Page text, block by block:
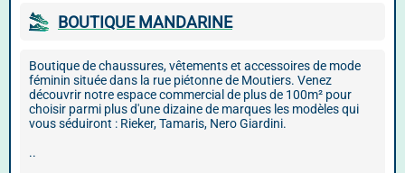
BOUTIQUE MANDARINE
Boutique de chaussures, vêtements et accessoires de mode
féminin située dans la rue piétonne de Moutiers. Venez
découvrir notre espace commercial de plus de 100m² pour
choisir parmi plus d'une dizaine de marques les modèles qui
vous séduiront : Rieker, Tamaris, Nero Giardini.
..